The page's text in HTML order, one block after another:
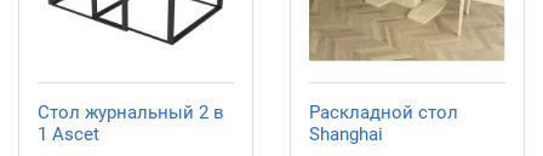
Стол журнальный 2 в
1 Ascet
Раскладной стол
Shanghai